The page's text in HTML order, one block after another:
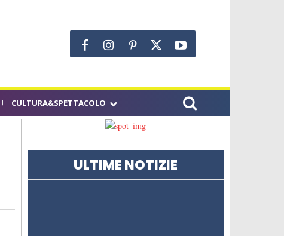
CULTURA&SPETTACOLO
ULTIME NOTIZIE